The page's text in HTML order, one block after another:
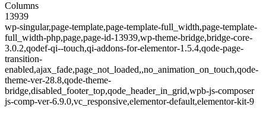
Columns
13939
wp-singular,page-template,page-template-full_width,page-template-
full_width-php,page,page-id-13939,wp-theme-bridge,bridge-core-
3.0.2,qodef-qi--touch,qi-addons-for-elementor-1.5.4,qode-page-
transition-
enabled,ajax_fade,page_not_loaded,,no_animation_on_touch,qode-
theme-ver-28.8,qode-theme-
bridge,disabled_footer_top,qode_header_in_grid,wpb-js-composer
js-comp-ver-6.9.0,vc_responsive,elementor-default,elementor-kit-9